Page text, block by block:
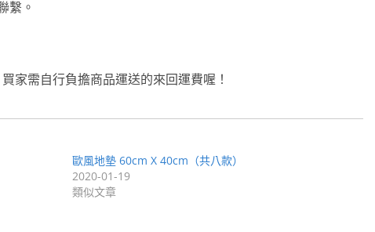
繫。
家需自行負擔商品運送的來回運費喔！
歐風地墊 60cm X 40cm（共八款）
2020-01-19
類似文章